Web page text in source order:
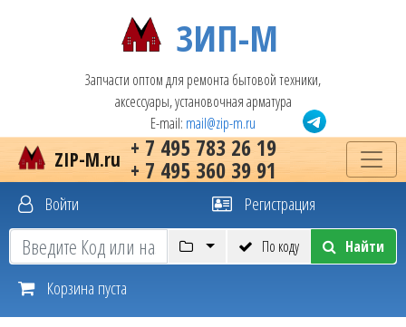
ЗИП-М
Запчасти оптом для ремонта бытовой техники,
аксессуары, установочная арматура
E-mail: mail@zip-m.ru
+ 7 495 783 26 19
+ 7 495 360 39 91
ZIP-M.ru
Войти Регистрация
По коду Найти
Корзина пуста